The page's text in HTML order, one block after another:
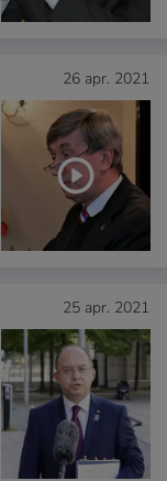
26 apr. 2021
25 apr. 2021